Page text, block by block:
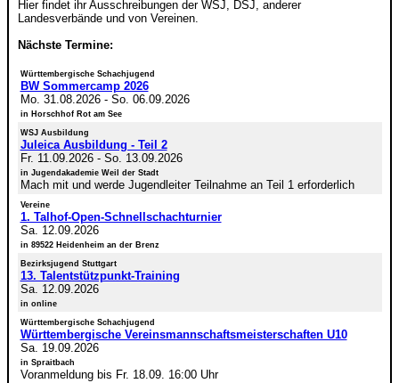
Hier findet ihr Ausschreibungen der WSJ, DSJ, anderer
Landesverbände und von Vereinen.
Nächste Termine:
Württembergische Schachjugend
BW Sommercamp 2026
Mo. 31.08.2026- So. 06.09.2026
in Horschhof Rot am See
WSJ Ausbildung
Juleica Ausbildung - Teil 2
Fr. 11.09.2026- So. 13.09.2026
in Jugendakademie Weil der Stadt
Mach mit und werde Jugendleiter Teilnahme an Teil 1 erforderlich
Vereine
1. Talhof-Open-Schnellschachturnier
Sa. 12.09.2026
in 89522 Heidenheim an der Brenz
Bezirksjugend Stuttgart
13. Talentstützpunkt-Training
Sa. 12.09.2026
in online
Württembergische Schachjugend
Württembergische Vereinsmannschaftsmeisterschaften U10
Sa. 19.09.2026
in Spraitbach
Voranmeldung bis Fr. 18.09. 16:00 Uhr